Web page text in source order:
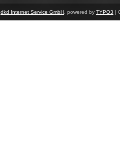
dkd Internet Service GmbH , powered by TYPO3 |